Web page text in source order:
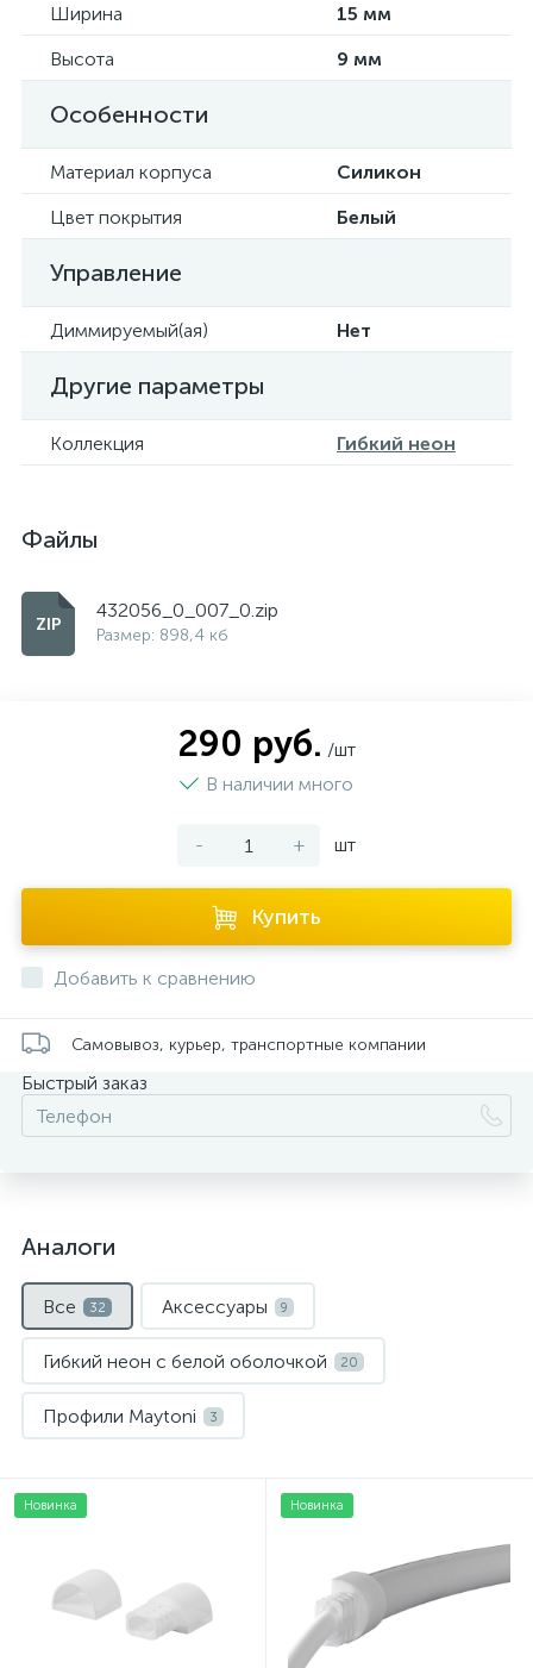
Ширина
15 мм
Высота
9 мм
Особенности
Материал корпуса
Силикон
Цвет покрытия
Белый
Управление
Диммируемый(ая) Нет
Другие параметры
Коллекция Гибкий неон
Файлы
432056_0_007_0.zip
Размер: 898,4 кб
290 руб. /шт
В наличии много
- + шт
Купить
Добавить к сравнению
Самовывоз, курьер, транспортные компании
Быстрый заказ
Аналоги
Все 32 Аксессуары 9
Гибкий неон с белой оболочкой 20
Профили Maytoni 3
Новинка Новинка